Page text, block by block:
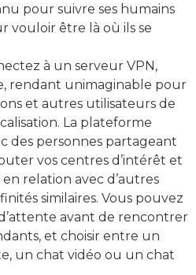
pour suivre ses humains
vouloir être là où ils se
à un serveur VPN,
rendant unimaginable pour
et autres utilisateurs de
La plateforme
des personnes partageant
vos centres d’intérêt et
relation avec d’autres
similaires. Vous pouvez
avant de rencontrer
et choisir entre un
un chat vidéo ou un chat